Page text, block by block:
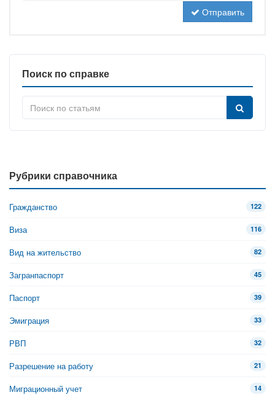
Отправить
Поиск по справке
Рубрики справочника
Гражданство 122
Виза 116
Вид на жительство 82
Загранпаспорт 45
Паспорт 39
Эмиграция 33
РВП 32
Разрешение на работу 21
Миграционный учет 14